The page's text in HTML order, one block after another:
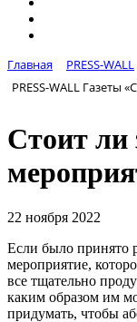
Главная
PRESS-WALL
PRESS-WALL Газеты
Стоит ли
22 ноября 2022
Если было принято
мероприятие,
все тщательно
каким образом им
придумать, чтобы